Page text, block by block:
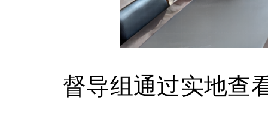
督导组通过实地查